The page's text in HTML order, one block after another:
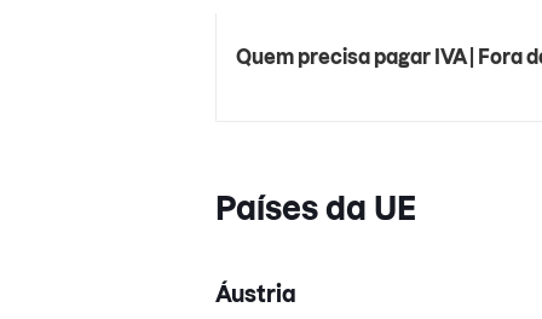
Quem precisa pagar IVA | Fora
Países da UE
Áustria